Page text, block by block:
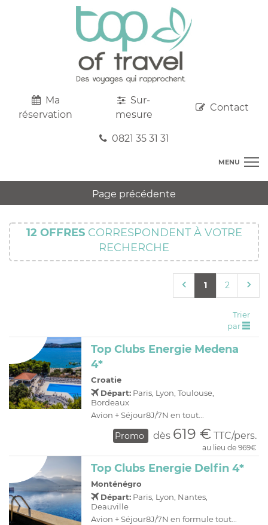
Ma
réservation
Sur-
mesure
Contact
0821 35 31 31
MENU
DESTINATIONS
AU DEPART DE CHEZ VOUS
SEJOURS
CIRCUITS
Page précédente
12 OFFRESCORRESPONDENT À VOTRE
RECHERCHE
1 2
Trier
par
Top Clubs Energie Medena
4*
Croatie
Départ: Paris, Lyon, Toulouse,
Bordeaux
Avion + Séjour8J/7N en tout...
Promo dès 619 € TTC/pers.
au lieu de 969€
Top Clubs Energie Delfin 4*
Monténégro
Départ: Paris, Lyon, Nantes,
Deauville
Avion + Séjour8J/7N en formule tout...